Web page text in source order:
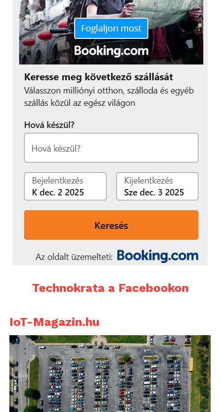
Technokrata a Facebookon
IoT-Magazin.hu